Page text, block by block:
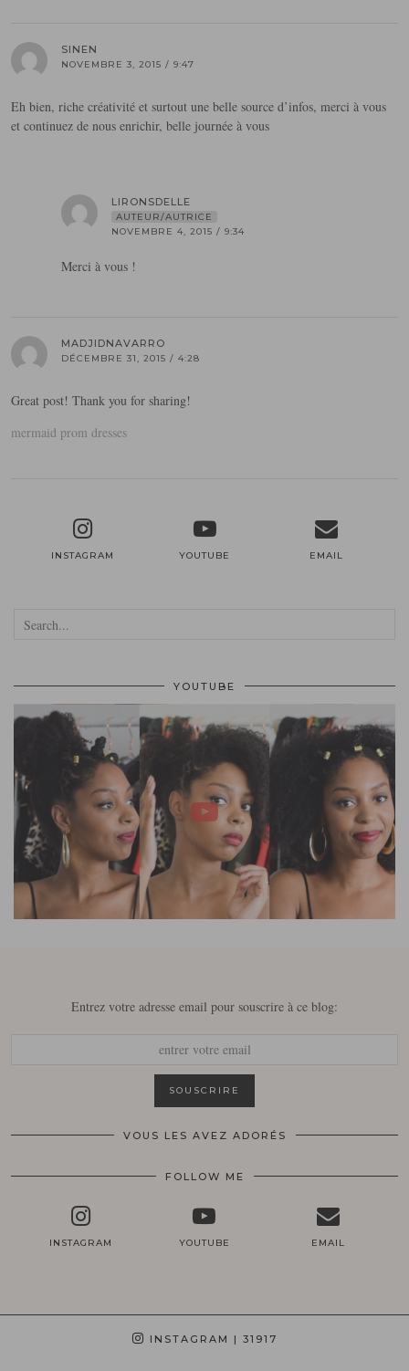
SINEN
NOVEMBRE 3, 2015 / 9:47
Eh bien, riche créativité et surtout une belle source d’infos, merci à vous
et continuez de nous enrichir, belle journée à vous
LIRONSDELLE
AUTEUR/AUTRICE
NOVEMBRE 4, 2015 / 9:34
Merci à vous !
MADJIDNAVARRO
DÉCEMBRE 31, 2015 / 4:28
Great post! Thank you for sharing!
mermaid prom dresses
INSTAGRAM YOUTUBE EMAIL
YOUTUBE
Entrez votre adresse email pour souscrire à ce blog:
VOUS LES AVEZ ADORÉS
FOLLOW ME
INSTAGRAM YOUTUBE EMAIL
INSTAGRAM | 31917